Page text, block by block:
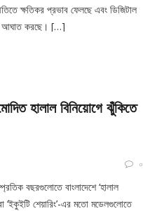
ক্ষতিকর প্রভাব ফেলছে এবং ডিজিটাল
আঘাত করছে। […]
হালাল বিনিয়োগে ঝুঁকিতে
০
বছরগুলোতে বাংলাদেশে ‘হালাল
বা ‘ইকুইটি শেয়ারিং’-এর মতো মডেলগুলোতে